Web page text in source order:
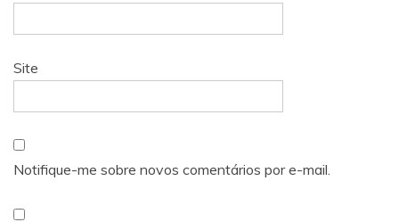
Site
Notifique-me sobre novos comentários por e-mail.